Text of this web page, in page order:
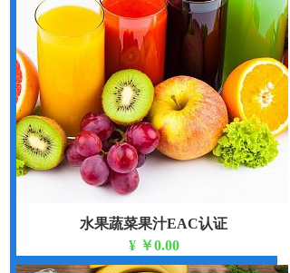
水果蔬菜果汁EAC认证
¥ ￥0.00